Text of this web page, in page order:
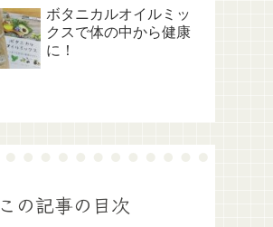
ボタニカルオイルミッ
クスで体の中から健康
に！
この記事の目次